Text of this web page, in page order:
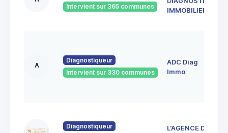
Intervient sur 365 communes
IMMOBILIER
A
Diagnostiqueur
Intervient sur 330 communes
ADC Diag
Immo
Diagnostiqueur
L'AGENCE DU